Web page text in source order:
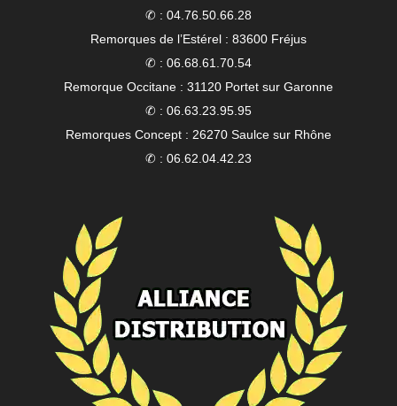
✆ : 04.76.50.66.28
Remorques de l’Estérel : 83600 Fréjus
✆ : 06.68.61.70.54
Remorque Occitane : 31120 Portet sur Garonne
✆ : 06.63.23.95.95
Remorques Concept : 26270 Saulce sur Rhône
✆ : 06.62.04.42.23